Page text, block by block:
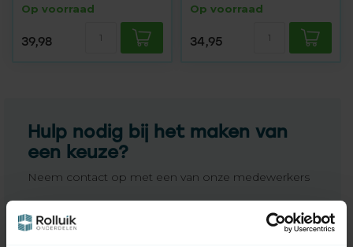
Op voorraad
39,98
Op voorraad
34,95
Hulp nodig bij het maken van
een keuze?
Neem contact op met een van onze medewerkers
Vraag het de expert